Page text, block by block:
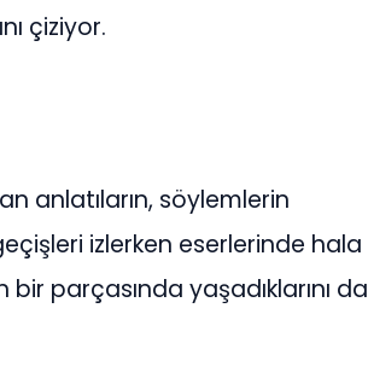
çiziyor.
anlatıların, söylemlerin
izlerken eserlerinde hala
parçasında yaşadıklarını da